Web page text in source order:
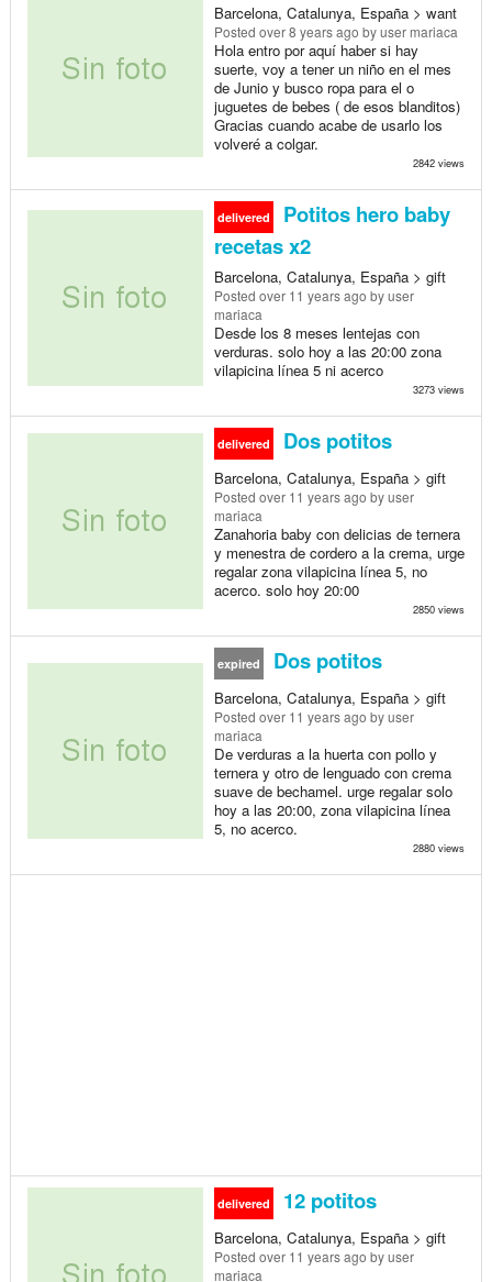
Barcelona, Catalunya, España > want
Posted over 8 years ago by user mariaca
Hola entro por aquí haber si hay
suerte, voy a tener un niño en el mes
de Junio y busco ropa para el o
juguetes de bebes ( de esos blanditos)
Gracias cuando acabe de usarlo los
volveré a colgar.
2842 views
delivered
Potitos hero baby
recetas x2
Barcelona, Catalunya, España > gift
Posted over 11 years ago by user
mariaca
Desde los 8 meses lentejas con
verduras. solo hoy a las 20:00 zona
vilapicina línea 5 ni acerco
3273 views
delivered Dos potitos
Barcelona, Catalunya, España > gift
Posted over 11 years ago by user
mariaca
Zanahoria baby con delicias de ternera
y menestra de cordero a la crema, urge
regalar zona vilapicina línea 5, no
acerco. solo hoy 20:00
2850 views
expired Dos potitos
Barcelona, Catalunya, España > gift
Posted over 11 years ago by user
mariaca
De verduras a la huerta con pollo y
ternera y otro de lenguado con crema
suave de bechamel. urge regalar solo
hoy a las 20:00, zona vilapicina línea
5, no acerco.
2880 views
delivered 12 potitos
Barcelona, Catalunya, España > gift
Posted over 11 years ago by user
mariaca